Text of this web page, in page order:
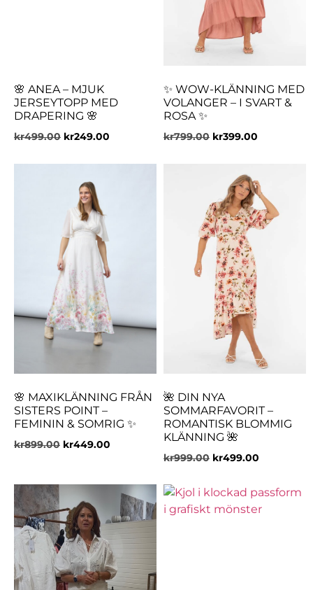
🌸 ANEA – MJUK
JERSEYTOPP MED
DRAPERING 🌸
kr499.00 kr249.00
✨ WOW-KLÄNNING MED
VOLANGER – I SVART &
ROSA ✨
kr799.00 kr399.00
🌸 MAXIKLÄNNING FRÅN
SISTERS POINT –
FEMININ & SOMRIG ✨
kr899.00 kr449.00
🌺 DIN NYA
SOMMARFAVORIT –
ROMANTISK BLOMMIG
KLÄNNING 🌺
kr999.00 kr499.00